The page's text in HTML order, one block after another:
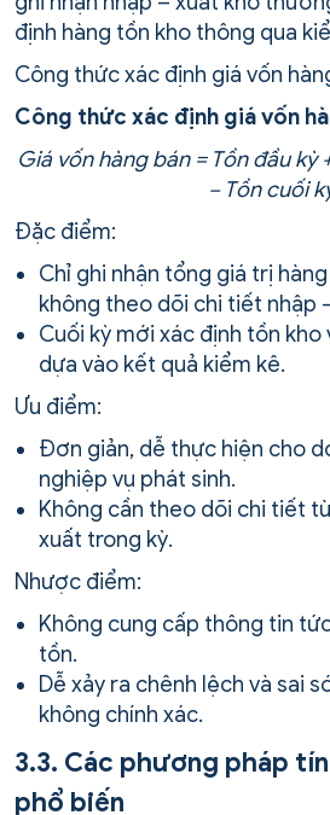
định hàng tồn kho thông qua
Công thức xác định giá vốn
Công thức xác định giá vốn
Giá vốn hàng bán = Tồn đầu kỳ
− Tồn cuối
Đặc điểm:
Chỉ ghi nhận tổng giá trị
không theo dõi chi tiết nhập
Cuối kỳ mới xác định tồn kho
dựa vào kết quả kiểm kê.
Ưu điểm:
Đơn giản, dễ thực hiện cho
nghiệp vụ phát sinh.
Không cần theo dõi chi tiết
xuất trong kỳ.
Nhược điểm:
Không cung cấp thông tin
tồn.
Dễ xảy ra chênh lệch và sai
không chính xác.
3.3. Các phương pháp
phổ biến